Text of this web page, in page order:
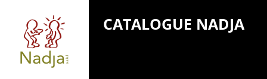
CATALOGUE NADJA